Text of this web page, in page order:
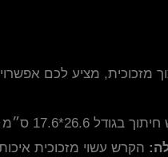
מזכוכית, מציע לכם
שטח רחב לכניסת המצרכים השונים. הקרש נוח לשימוש וניתן לניקוי בקלות לאחר השימוש.
הקרש עשוי מזכוכית